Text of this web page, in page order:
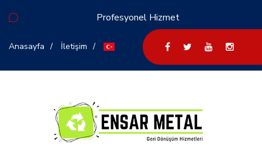
Profesyonel Hizmet
Anasayfa İletişim